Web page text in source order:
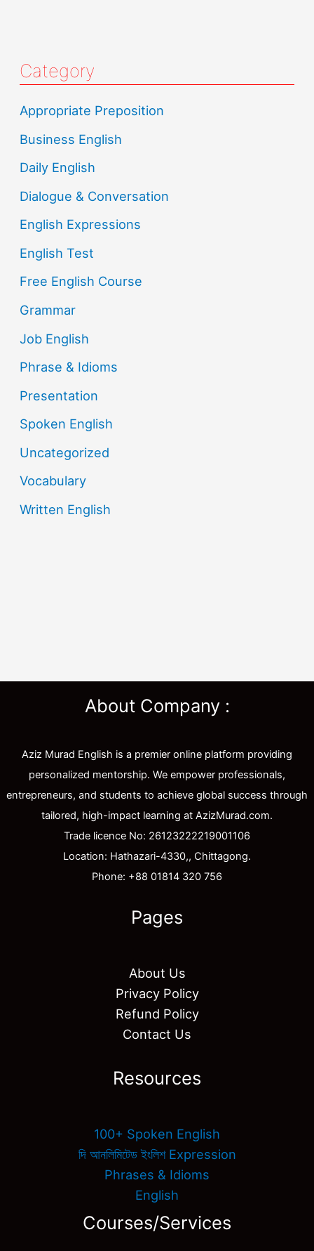
Category
Appropriate Preposition
Business English
Daily English
Dialogue & Conversation
English Expressions
English Test
Free English Course
Grammar
Job English
Phrase & Idioms
Presentation
Spoken English
Uncategorized
Vocabulary
Written English
About Company :
Aziz Murad English is a premier online platform providing
personalized mentorship. We empower professionals,
entrepreneurs, and students to achieve global success through
tailored, high-impact learning at AzizMurad.com.
Trade licence No: 26123222219001106
Location: Hathazari-4330,, Chittagong.
Phone: +88 01814 320 756
Pages
About Us
Privacy Policy
Refund Policy
Contact Us
Resources
100+ Spoken English
দি আনলিমিটেড ইংলিশ Expression
Phrases & Idioms
English
Courses/Services